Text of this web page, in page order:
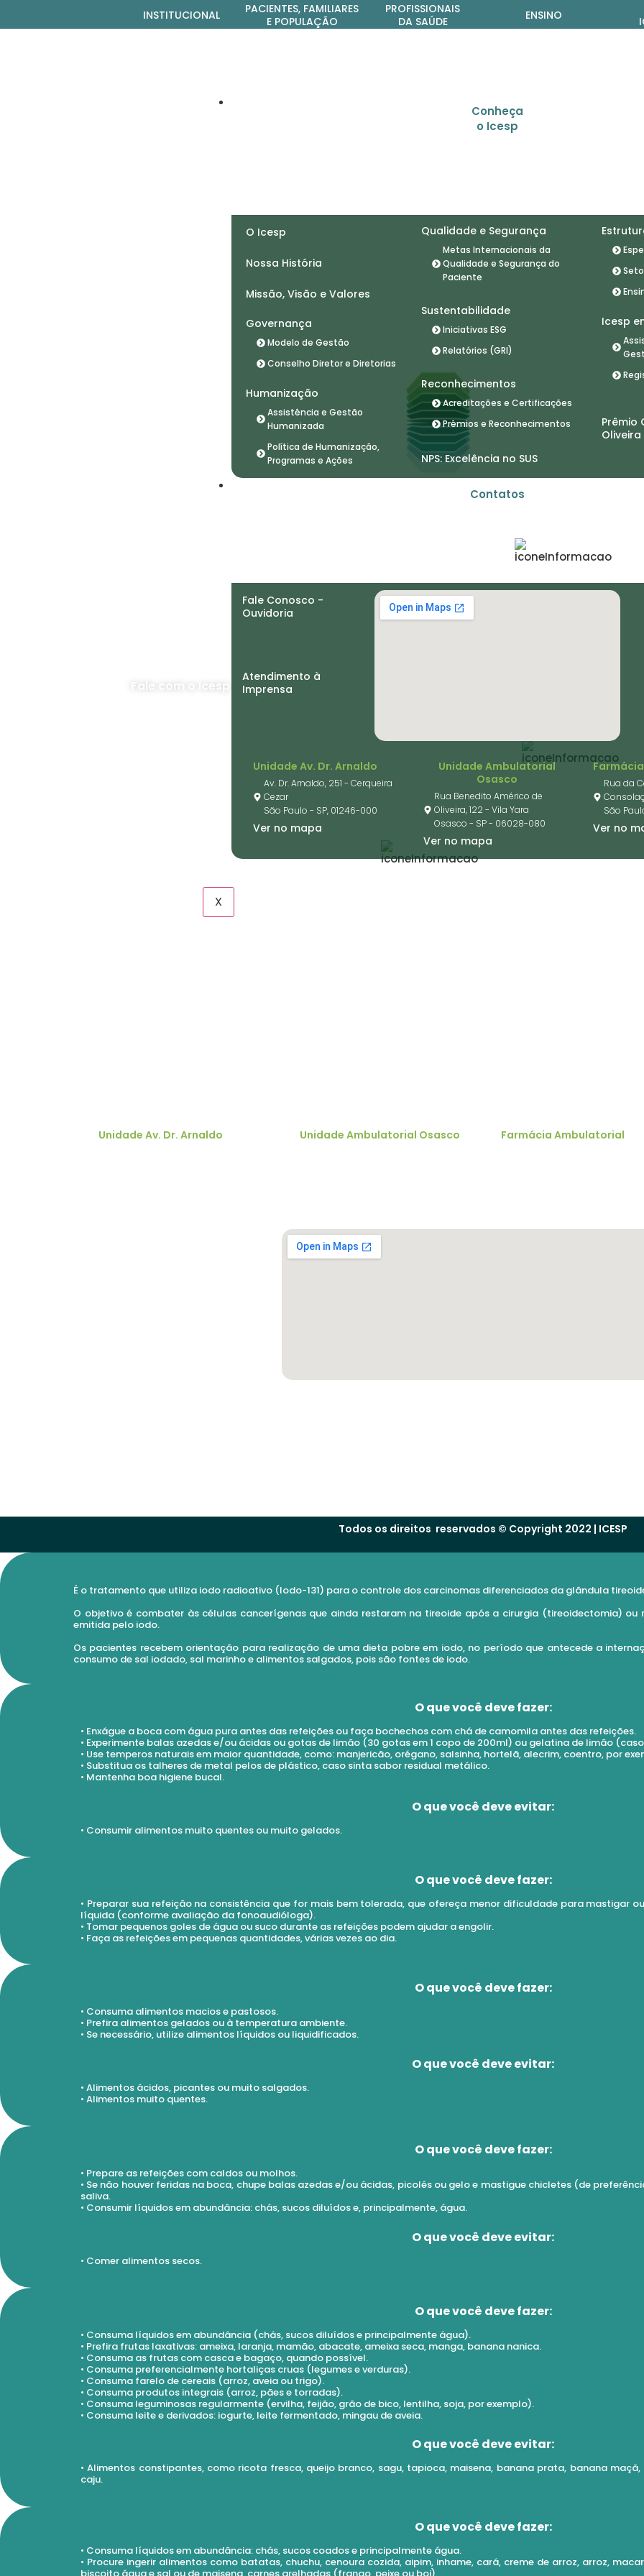
INSTITUCIONAL
PACIENTES, FAMILIARES
E POPULAÇÃO
PROFISSIONAIS
DA SAÚDE
ENSINO
Conheça
o Icesp
O Icesp
Nossa História
Missão, Visão e Valores
Governança
Modelo de Gestão
Conselho Diretor e Diretorias
Humanização
Assistência e Gestão
Humanizada
Política de Humanização,
Programas e Ações
Qualidade e Segurança
Metas Internacionais da
Qualidade e Segurança do
Paciente
Sustentabilidade
Iniciativas ESG
Relatórios (GRI)
Reconhecimentos
Acreditações e Certificações
Prêmios e Reconhecimentos
NPS: Excelência no SUS
Icesp
Prêmio
Oliveira
Contatos
Fale Conosco -
Ouvidoria
Atendimento à
Imprensa
Unidade Av. Dr. Arnaldo
Av. Dr. Arnaldo, 251 - Cerqueira
Cezar
São Paulo - SP, 01246-000
Ver no mapa
Unidade Ambulatorial
Osasco
Rua Benedito Américo de
Oliveira, 122 - Vila Yara
Osasco - SP - 06028-080
Ver no mapa
Rua da
São
Ver no
X
INSTITUIÇÃO DE REFERÊNCIA EM
Fale com o Icesp
Pacientes atendidos
desde a inauguração
mil
Colaboradores e
prestadores de serviços
Unidade Av. Dr. Arnaldo Unidade Ambulatorial Osasco Farmácia Ambulatorial
Todos os direitos reservados © Copyright 2022 | ICESP
É o tratamento que utiliza iodo radioativo (Iodo-131) para o controle dos carcinomas diferenciados da glândula
O objetivo é combater às células cancerígenas que ainda restaram na tireoide após a cirurgia (tireoidectomia)
emitida pelo iodo.
Os pacientes recebem orientação para realização de uma dieta pobre em iodo, no período que antecede a
consumo de sal iodado, sal marinho e alimentos salgados, pois são fontes de iodo.
O que você deve fazer:
• Enxágue a boca com água pura antes das refeições ou faça bochechos com chá de camomila antes das refeições.
• Experimente balas azedas e/ou ácidas ou gotas de limão (30 gotas em 1 copo de 200ml) ou gelatina de limão
• Use temperos naturais em maior quantidade, como: manjericão, orégano, salsinha, hortelã, alecrim, coentro, por
• Substitua os talheres de metal pelos de plástico, caso sinta sabor residual metálico.
• Mantenha boa higiene bucal.
O que você deve evitar:
• Consumir alimentos muito quentes ou muito gelados.
O que você deve fazer:
• Preparar sua refeição na consistência que for mais bem tolerada, que ofereça menor dificuldade para mastigar
líquida (conforme avaliação da fonoaudióloga).
• Tomar pequenos goles de água ou suco durante as refeições podem ajudar a engolir.
• Faça as refeições em pequenas quantidades, várias vezes ao dia.
O que você deve fazer:
• Consuma alimentos macios e pastosos.
• Prefira alimentos gelados ou à temperatura ambiente.
• Se necessário, utilize alimentos líquidos ou liquidificados.
O que você deve evitar:
• Alimentos ácidos, picantes ou muito salgados.
• Alimentos muito quentes.
O que você deve fazer:
• Prepare as refeições com caldos ou molhos.
• Se não houver feridas na boca, chupe balas azedas e/ou ácidas, picolés ou gelo e mastigue chicletes (de
saliva.
• Consumir líquidos em abundância: chás, sucos diluídos e, principalmente, água.
O que você deve evitar:
• Comer alimentos secos.
O que você deve fazer:
• Consuma líquidos em abundância (chás, sucos diluídos e principalmente água).
• Prefira frutas laxativas: ameixa, laranja, mamão, abacate, ameixa seca, manga, banana nanica.
• Consuma as frutas com casca e bagaço, quando possível.
• Consuma preferencialmente hortaliças cruas (legumes e verduras).
• Consuma farelo de cereais (arroz, aveia ou trigo).
• Consuma produtos integrais (arroz, pães e torradas).
• Consuma leguminosas regularmente (ervilha, feijão, grão de bico, lentilha, soja, por exemplo).
• Consuma leite e derivados: iogurte, leite fermentado, mingau de aveia.
O que você deve evitar:
• Alimentos constipantes, como ricota fresca, queijo branco, sagu, tapioca, maisena, banana prata, banana
caju.
O que você deve fazer:
• Consuma líquidos em abundância: chás, sucos coados e principalmente água.
• Procure ingerir alimentos como batatas, chuchu, cenoura cozida, aipim, inhame, cará, creme de arroz, arroz,
biscoito água e sal ou de maisena, carnes grelhadas (frango, peixe ou boi).